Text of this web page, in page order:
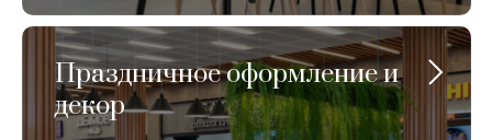
Праздничное оформление и
декор